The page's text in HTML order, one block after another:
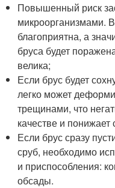
Повышенный риск
микроорганизмами.
благоприятна, а
бруса будет
велика;
Если брус будет
легко может
трещинами, что
качестве и понижает
Если брус сразу
сруб, необходимо
и приспособления:
обсады.